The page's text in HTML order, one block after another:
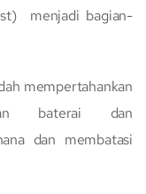
menjadi bagian-
mempertahankan
baterai dan
dan membatasi